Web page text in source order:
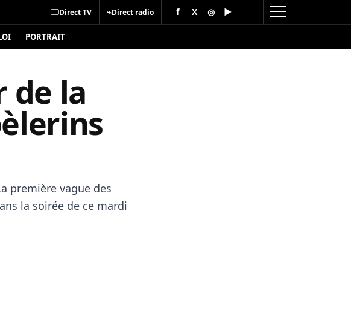
Direct TV ⌁Direct radio f X ◎ ▶
PORTRAIT
de la
première vague des
la soirée de ce mardi